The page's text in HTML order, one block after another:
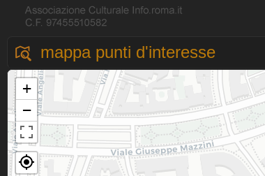
mappa punti d'interesse
+
−